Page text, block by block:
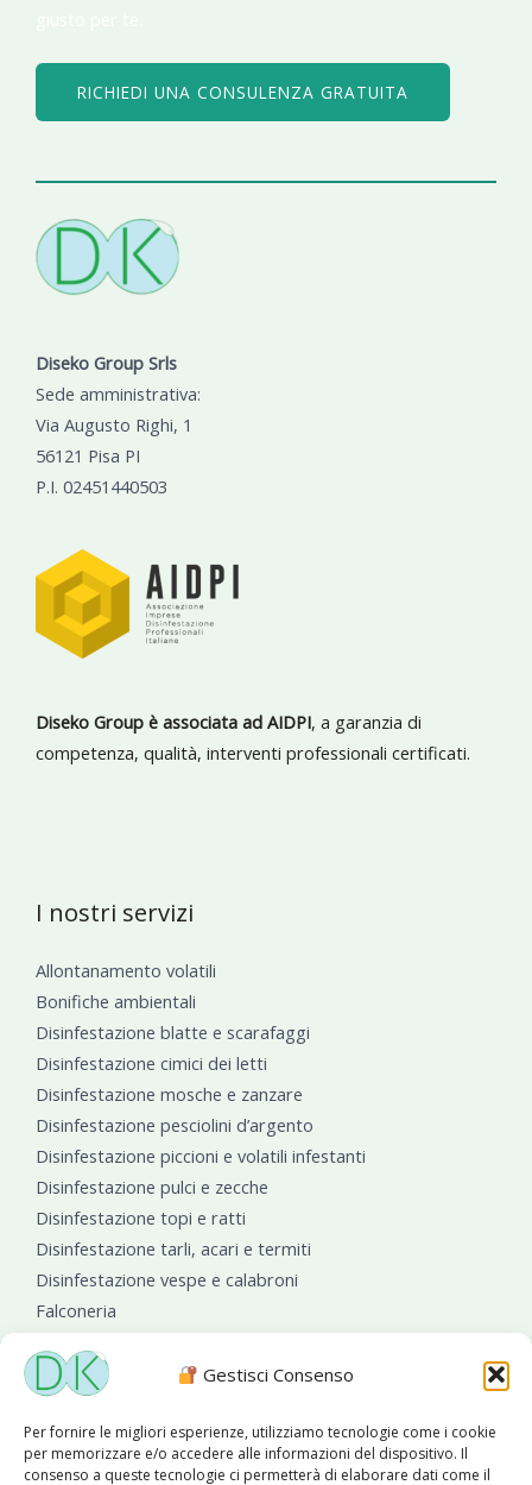
Gestisci Consenso
Per fornire le migliori esperienze, utilizziamo tecnologie come i cookie
per memorizzare e/o accedere alle informazioni del dispositivo. Il
consenso a queste tecnologie ci permetterà di elaborare dati come il
RICHIEDI UNA CONSULENZA GRATUITA
Diseko Group Srls
Sede amministrativa:
Via Augusto Righi, 1
56121 Pisa PI
P.I. 02451440503
Diseko Group è associata ad AIDPI, a garanzia di
competenza, qualità, interventi professionali certificati.
I nostri servizi
Allontanamento volatili
Bonifiche ambientali
Disinfestazione blatte e scarafaggi
Disinfestazione cimici dei letti
Disinfestazione mosche e zanzare
Disinfestazione pesciolini d’argento
Disinfestazione piccioni e volatili infestanti
Disinfestazione pulci e zecche
Disinfestazione topi e ratti
Disinfestazione tarli, acari e termiti
Disinfestazione vespe e calabroni
Falconeria
Sanificazioni ambientali